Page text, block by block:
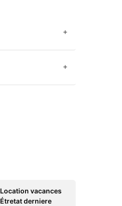
+
+
Location vacances
Étretat derniere